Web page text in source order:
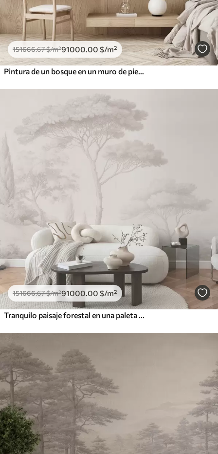
151666.67$/m²91000.00 $/m²
Pintura de un bosque en un muro de piedra
151666.67$/m²91000.00 $/m²
Tranquilo paisaje forestal en una paleta de colores beige.